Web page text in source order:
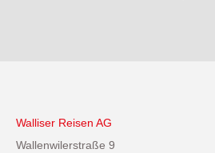
Walliser Reisen AG
Wallenwilerstraße 9